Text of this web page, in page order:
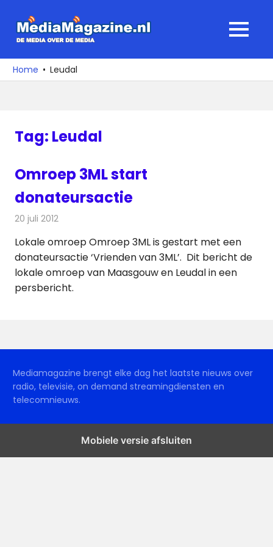
naar
media
over
MENU
Home Leudal
Tag: Leudal
Omroep 3ML start
donateursactie
20 juli 2012
Lokale omroep Omroep 3ML is gestart met een
donateursactie ‘Vrienden van 3ML’. Dit bericht de
lokale omroep van Maasgouw en Leudal in een
persbericht.
Mediamagazine brengt elke dag het laatste nieuws over
radio, televisie, on demand streamingdiensten en
telecomnieuws.
Mobiele versie afsluiten